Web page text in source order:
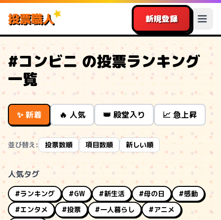
投票職人 新規登録
#コンビニ の投票ランキング
一覧
✨ 新着 🔥 人気 👑 殿堂入り 📈 急上昇
並び替え: 投票数順 項目数順 新しい順
人気タグ
#ランキング #GW #新生活 #母の日
#感動
#エンタメ
#投票 #一人暮らし
#アニメ